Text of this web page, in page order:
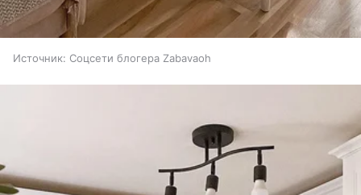
Источник: Соцсети блогера Zabavaoh